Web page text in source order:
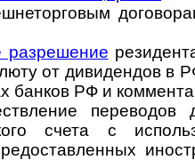
раз­ре­ше­ние
от ди­ви­ден­дов в
бан­ков РФ и
переводов
счета с